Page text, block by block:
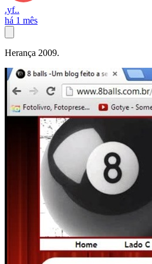
.yf..
há 1 mês
Herança 2009.